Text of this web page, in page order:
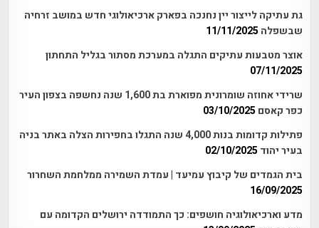
גת עתיקה לייצור יין נחנכה בפארק ארכיאולוגי חדש במושב זרחיה
שבשפלה 11/11/2025
אוצר מטבעות עתיקים התגלה במערכת מסתור בגליל התחתון
07/11/2025
שרידי אחוזה שומרונית מפוארת בת 1,600 שנה נחשפה בצפון העיר
כפר קאסם 03/10/2025
פתילות קדומות בנות 4,000 שנה התגלו בחפירות הצלה באתר בניה
בעיר יהוד 02/10/2025
בית הגמדים של קיבוץ עמיעד | עמדת השמירה ממלחמת השחרור
16/09/2025
מדע וארכיאולוגיה חושפים: כך התמודדה ירושלים הקדומה עם